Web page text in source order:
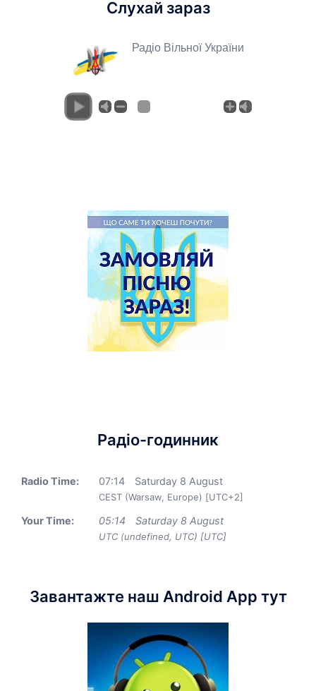
Слухай зараз
Радіо Вільної України
Радіо-годинник
Radio Time: 07:14 Saturday 8 August
CEST (Warsaw, Europe) [UTC+2]
Your Time: 05:14 Saturday 8 August
UTC (undefined, UTC) [UTC]
Завантажте наш Android App тут